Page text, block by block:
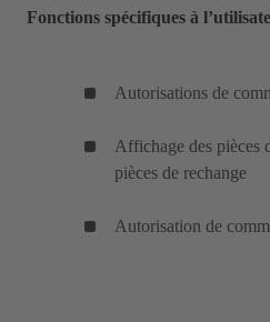
Fonctions spécifiques à
Autorisations de
Affichage des pièces
pièces de rechange
Autorisation de